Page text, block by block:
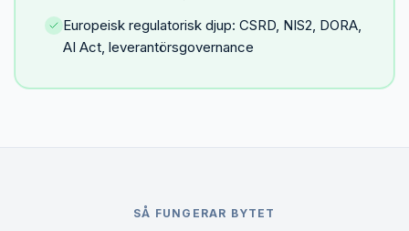
Europeisk regulatorisk djup: CSRD, NIS2, DORA,
AI Act, leverantörsgovernance
SÅ FUNGERAR BYTET